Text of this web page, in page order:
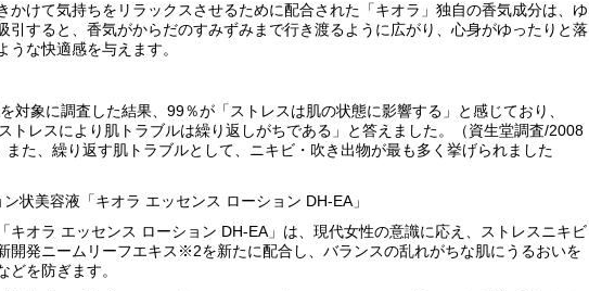
かけて気持ちをリラックスさせるために配合された「キオラ」独自の香気成分は、ゆ
引すると、香気がからだのすみずみまで行き渡るように広がり、心身がゆったりと落
うな快適感を与えます。
対象に調査した結果、99％が「ストレスは肌の状態に影響する」と感じており、
トレスにより肌トラブルは繰り返しがちである」と答えました。（資生堂調査/2008
また、繰り返す肌トラブルとして、ニキビ・吹き出物が最も多く挙げられました
状美容液「キオラ エッセンス ローション DH-EA」
キオラ エッセンス ローション DH-EA」は、現代女性の意識に応え、ストレスニキビ
開発ニームリーフエキス※2を新たに配合し、バランスの乱れがちな肌にうるおいを
どを防ぎます。